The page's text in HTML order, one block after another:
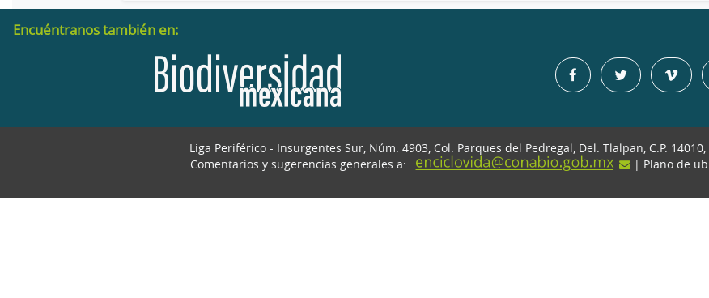
Encuéntranos también en:
Liga Periférico - Insurgentes Sur, Núm. 4903, Col. Parques del Pedregal, Del. Tlalpan, C.P.
Comentarios y sugerencias generales a:
| Plano de